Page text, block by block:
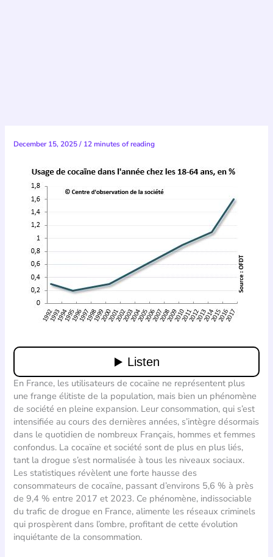
December 15, 2025/ 12 minutes of reading
En France, les utilisateurs de cocaïne ne représentent plus
une frange élitiste de la population, mais bien un phénomène
de société en pleine expansion. Leur consommation, qui s’est
intensifiée au cours des dernières années, s’intègre désormais
dans le quotidien de nombreux Français, hommes et femmes
confondus. La cocaïne et société sont de plus en plus liés,
tant la drogue s’est normalisée à tous les niveaux sociaux.
Les statistiques révèlent une forte hausse des
consommateurs de cocaïne, passant d’environs 5,6 % à près
de 9,4 % entre 2017 et 2023. Ce phénomène, indissociable
du trafic de drogue en France, alimente les réseaux criminels
qui prospèrent dans l’ombre, profitant de cette évolution
inquiétante de la consommation.